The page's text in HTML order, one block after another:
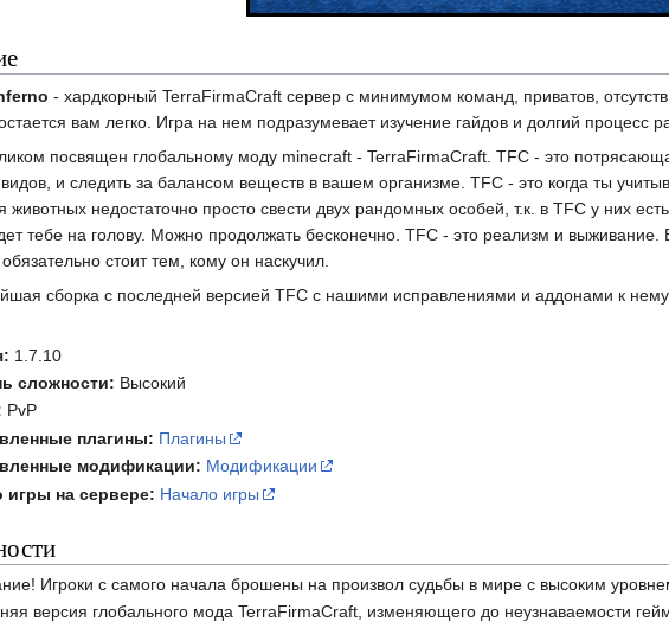
- хардкорный TerraFirmaCraft сервер с минимумом команд, приватов,
вам легко. Игра на нем подразумевает изучение гайдов и долгий
посвящен глобальному моду minecraft - TerraFirmaCraft. TFC - это
и следить за балансом веществ в вашем организме. TFC - это когда ты
животных недостаточно просто свести двух рандомных особей, т.к. в TFC у них
тебе на голову. Можно продолжать бесконечно. TFC - это реализм и
стоит тем, кому он наскучил.
сборка с последней версией TFC с нашими исправлениями и аддонами к
1.7.10
сложности: Высокий
PvP
плагины: Плагины
модификации: Модификации
игры на сервере: Начало игры
Игроки с самого начала брошены на произвол судьбы в мире с высоким
версия глобального мода TerraFirmaCraft, изменяющего до неузнаваемости